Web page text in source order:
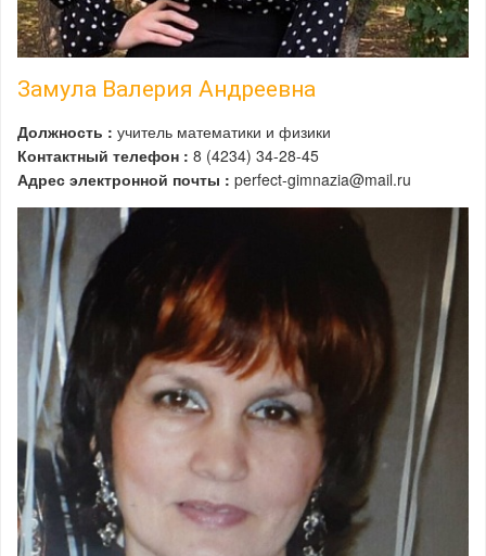
Замула Валерия Андреевна
Должность : учитель математики и физики
Контактный телефон : 8 (4234) 34-28-45
Адрес электронной почты : perfect-gimnazia@mail.ru